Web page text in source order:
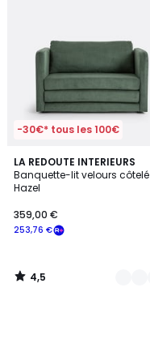
-30€* tous les 100€
LA REDOUTE INTERIEURS
Banquette-lit velours côtelé
Hazel
253,76 €
359,00 €
4,5
/ 5
2
Couleurs
4,5
/